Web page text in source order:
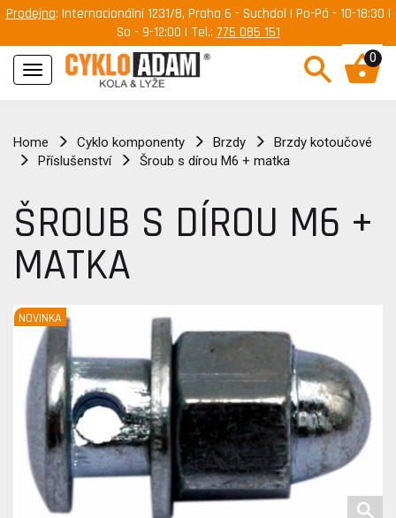
Prodejna: Internacionální 1231/8, Praha 6 - Suchdol | Po-Pá - 10-18:30 |
So - 9-12:00 | Tel.: 775 085 151
Navigace
0
Home Cyklo komponenty Brzdy
Brzdy kotoučové
Příslušenství
Šroub s dírou M6 + matka
ŠROUB S DÍROU M6 +
MATKA
NOVINKA